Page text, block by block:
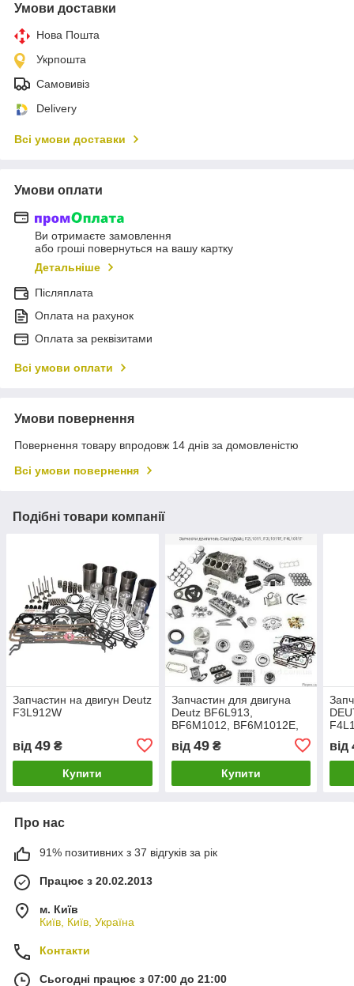
Умови доставки
Нова Пошта
Укрпошта
Самовивіз
Delivery
Всі умови доставки
Умови оплати
Ви отримаєте замовлення
або гроші повернуться на вашу картку
Детальніше
Післяплата
Оплата на рахунок
Оплата за реквізитами
Всі умови оплати
Умови повернення
Повернення товару впродовж 14 днів за домовленістю
Всі умови повернення
Подібні товари компанії
Запчастин на двигун Deutz
F3L912W
від 49 ₴
Купити
Запчастин для двигуна
Deutz BF6L913,
BF6M1012, BF6M1012E,
BF6M1013, BF6M1013E
від 49₴
Купити
від
Про нас
91% позитивних з 37 відгуків за рік
Працює з 20.02.2013
м. Київ
Київ, Київ, Україна
Контакти
Сьогодні працює з 07:00 до 21:00